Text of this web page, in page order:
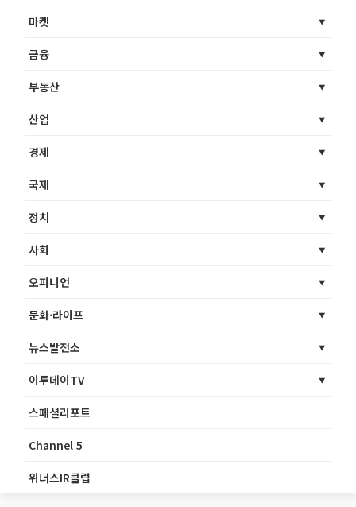
마켓
금융
부동산
산업
경제
국제
정치
사회
오피니언
문화·라이프
뉴스발전소
이투데이TV
스페셜리포트
Channel 5
위너스IR클럽